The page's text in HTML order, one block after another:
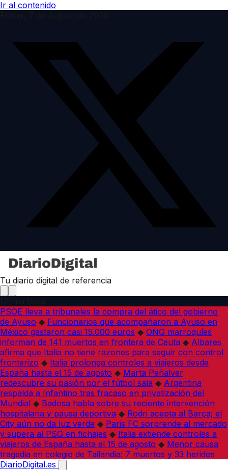
Ir al contenido
Tu diario digital de referencia
PSOE lleva a tribunales la compra del ático del gobierno
de Ayuso ◆ Funcionarios que acompañaron a Ayuso en
México gastaron casi 15.000 euros ◆ ONG marroquíes
informan de 141 muertos en frontera de Ceuta ◆ Albares
afirma que Italia no tiene razones para seguir con control
fronterizo ◆ Italia prolonga controles a viajeros desde
España hasta el 15 de agosto ◆ Marta Peñalver
redescubre su pasión por el fútbol sala ◆ Argentina
respalda a Infantino tras fracaso en privatización del
Mundial ◆ Badosa habla sobre su reciente intervención
hospitalaria y pausa deportiva ◆ Rodri acepta al Barça; el
City aún no da luz verde ◆ Paris FC sorprende al mercado
y supera al PSG en fichajes ◆ Italia extiende controles a
viajeros de España hasta el 15 de agosto ◆ Menor causa
tragedia en colegio de Tailandia: 7 muertos y 33 heridos
DiarioDigital.es